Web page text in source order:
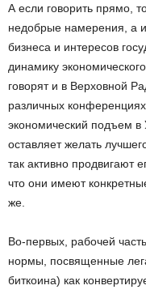
А если говорить прямо,
недобрые намерения, а
бизнеса и интересов
динамику
говорят и в Верховной
различных
экономический подъем в
оставляет желать
так активно продвигают
что они имеют
же.
Во-первых, рабочей
нормы, посвященные
биткоина) как